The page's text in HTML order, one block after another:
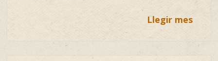
Llegir mes